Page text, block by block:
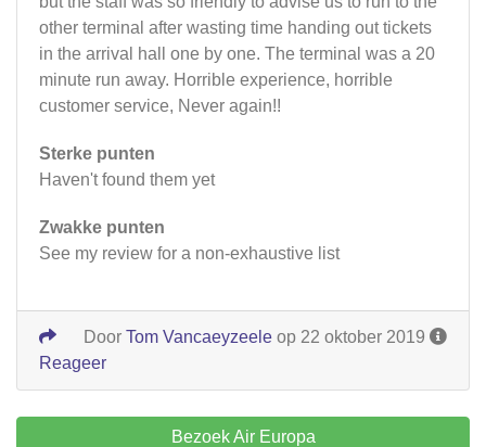
other terminal after wasting time handing out tickets
in the arrival hall one by one. The terminal was a 20
minute run away. Horrible experience, horrible
customer service, Never again!!
Sterke punten
Haven't found them yet
Zwakke punten
See my review for a non-exhaustive list
Door Tom Vancaeyzeele op 22 oktober 2019
Reageer
Bezoek Air Europa